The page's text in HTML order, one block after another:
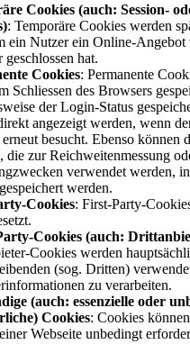
Cookies (auch: Session-
: Temporäre Cookies werden
ein Nutzer ein Online-Angebot
geschlossen hat.
Cookies: Permanente
Schliessen des Browsers
der Login-Status
angezeigt werden, wenn
besucht. Ebenso können
die zur Reichweitenmessung
verwendet werden,
werden.
Cookies: First-Party-
Cookies (auch:
Cookies werden
(sog. Dritten)
zu verarbeiten.
(auch: essenzielle oder
Cookies: Cookies
Webseite unbedingt